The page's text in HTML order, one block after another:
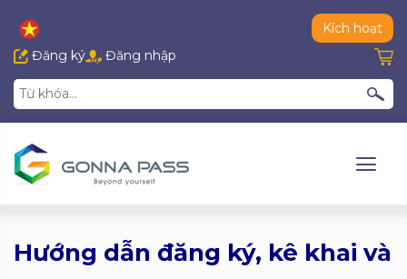
Kích hoạt
Đăng ký
Đăng nhập
Hướng dẫn đăng ký, kê khai và